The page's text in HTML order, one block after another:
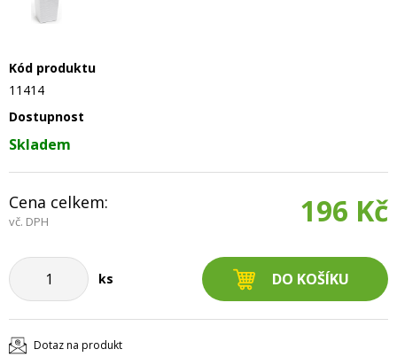
Kód produktu
11414
Dostupnost
Skladem
Cena celkem:
vč. DPH 196 Kč
ks
Dotaz na produkt